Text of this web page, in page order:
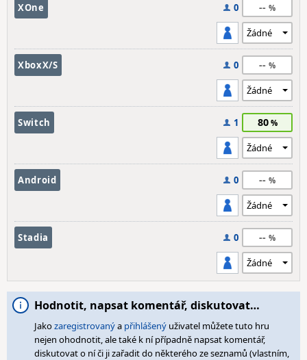
XOne 0 --
XboxX/S 0 --
Switch 1 80
Android 0 --
Stadia 0 --
Hodnotit, napsat komentář, diskutovat…
Jakozaregistrovanýa přihlášený uživatel můžete tuto hru
nejen ohodnotit, ale také k ní případně napsat komentář,
diskutovat o ní či ji zařadit do některého ze seznamů (vlastním,